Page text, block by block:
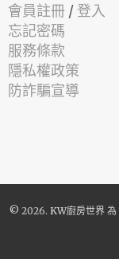
會員註冊 / 登入
忘記密碼
服務條款
隱私權政策
防詐騙宣導
© 2026. KW廚房世界為